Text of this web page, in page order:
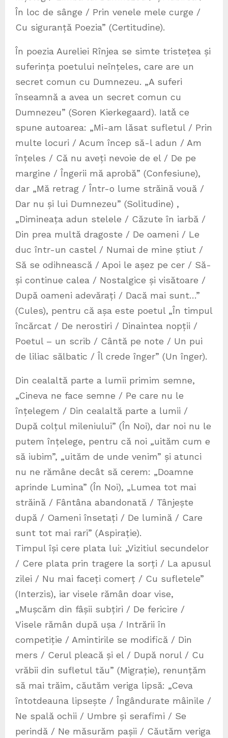
În loc de sânge / Prin venele mele curge /
Cu siguranță Poezia” (Certitudine).
În poezia Aureliei Rînjea se simte tristețea și
suferința poetului neînțeles, care are un
secret comun cu Dumnezeu. „A suferi
înseamnă a avea un secret comun cu
Dumnezeu” (Soren Kierkegaard). Iatǎ ce
spune autoarea: „Mi-am lăsat sufletul / Prin
multe locuri / Acum încep să-l adun / Am
înțeles / Că nu aveți nevoie de el / De pe
margine / Îngerii mă aprobă” (Confesiune),
dar „Mă retrag / Într-o lume străină vouă /
Dar nu și lui Dumnezeu” (Solitudine) ,
„Dimineața adun stelele / Căzute în iarbă /
Din prea multă dragoste / De oameni / Le
duc într-un castel / Numai de mine știut /
Să se odihnească / Apoi le așez pe cer / Să-
și continue calea / Nostalgice și visătoare /
După oameni adevărați / Dacă mai sunt…”
(Cules), pentru că așa este poetul „În timpul
încărcat / De nerostiri / Dinaintea nopții /
Poetul – un scrib / Cântă pe note / Un pui
de liliac sălbatic / Îl crede înger” (Un înger).
Din cealaltă parte a lumii primim semne,
„Cineva ne face semne / Pe care nu le
înțelegem / Din cealaltă parte a lumii /
După colțul mileniului” (În Noi), dar noi nu le
putem înțelege, pentru că noi „uităm cum e
să iubim”, „uităm de unde venim” și atunci
nu ne rămâne decât să cerem: „Doamne
aprinde Lumina” (În Noi), „Lumea tot mai
străină / Fântâna abandonată / Tânjește
după / Oameni însetați / De lumină / Care
sunt tot mai rari” (Aspirație).
Timpul își cere plata lui: „Vizitiul secundelor
/ Cere plata prin tragere la sorți / La apusul
zilei / Nu mai faceți comerț / Cu sufletele”
(Interzis), iar visele rămân doar vise,
„Mușcăm din fâșii subțiri / De fericire /
Visele rămân după ușa / Intrării în
competiție / Amintirile se modifică / Din
mers / Cerul pleacă și el / După norul / Cu
vrăbii din sufletul tău” (Migrație), renunțăm
să mai trăim, căutăm veriga lipsă: „Ceva
întotdeauna lipsește / Îngândurate mâinile /
Ne spală ochii / Umbre și serafimi / Se
perindă / Ne măsurăm pașii / Căutăm veriga